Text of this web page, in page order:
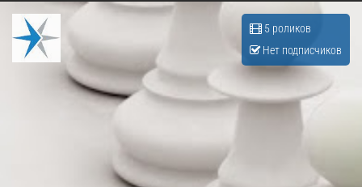
5 роликов
Нет подписчиков